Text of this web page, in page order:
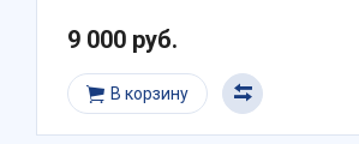
9 000 руб.
В корзину